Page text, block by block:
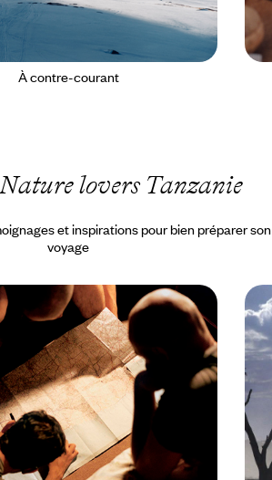
À contre-courant
Nature lovers Tanzanie
et inspirations pour bien préparer son
voyage